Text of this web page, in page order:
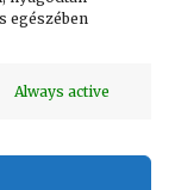
egészében
Always active